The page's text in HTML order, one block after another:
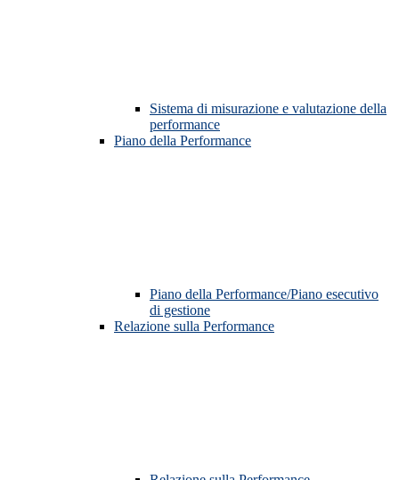
Sistema di misurazione e valutazione della
performance
Piano della Performance
Piano della Performance/Piano esecutivo
di gestione
Relazione sulla Performance